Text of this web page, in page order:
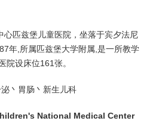
心匹兹堡儿童医院，坐落于宾夕法尼
年,所属匹兹堡大学附属,是一所教学
院设床位161张。
丶胃肠丶新生儿科
National Medical Center